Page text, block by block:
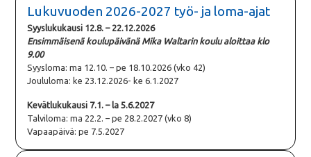
Lukuvuoden 2026-2027 työ- ja loma-ajat
Syyslukukausi 12.8. – 22.12.2026
Ensimmäisenä koulupäivänä Mika Waltarin koulu aloittaa klo
9.00
Syysloma: ma 12.10. – pe 18.10.2026 (vko 42)
Joululoma: ke 23.12.2026- ke 6.1.2027
Kevätlukukausi 7.1. – la 5.6.2027
Talviloma: ma 22.2. – pe 28.2.2027 (vko 8)
Vapaapäivä: pe 7.5.2027